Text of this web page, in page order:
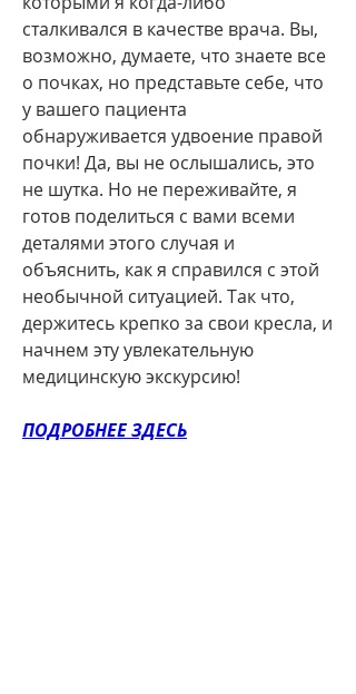
сталкивался в качестве врача. Вы,
возможно, думаете, что знаете все
о почках, но представьте себе, что
у вашего пациента
обнаруживается удвоение правой
почки! Да, вы не ослышались, это
не шутка. Но не переживайте, я
готов поделиться с вами всеми
деталями этого случая и
объяснить, как я справился с этой
необычной ситуацией. Так что,
держитесь крепко за свои кресла, и
начнем эту увлекательную
медицинскую экскурсию!
ПОДРОБНЕЕ ЗДЕСЬ